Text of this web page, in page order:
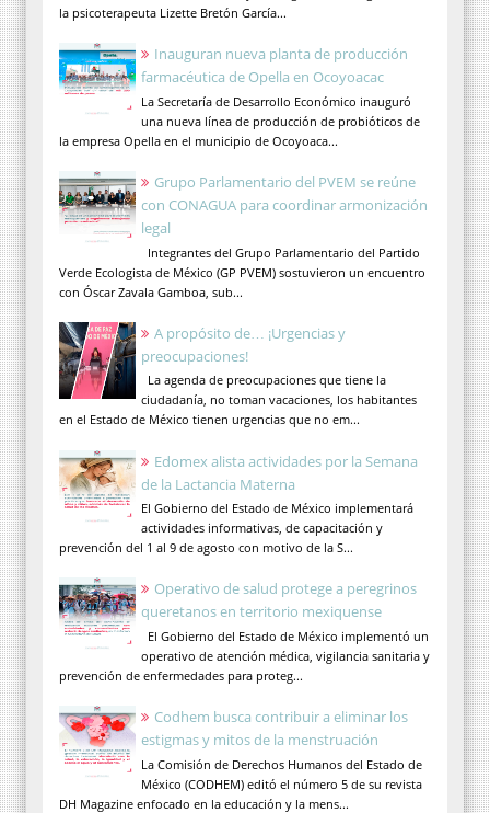
la psicoterapeuta Lizette Bretón García...
Inauguran nueva planta de producción
farmacéutica de Opella en Ocoyoacac
La Secretaría de Desarrollo Económico inauguró
una nueva línea de producción de probióticos de
la empresa Opella en el municipio de Ocoyoaca...
Grupo Parlamentario del PVEM se reúne
con CONAGUA para coordinar armonización
legal
Integrantes del Grupo Parlamentario del Partido
Verde Ecologista de México (GP PVEM) sostuvieron un encuentro
con Óscar Zavala Gamboa, sub...
A propósito de… ¡Urgencias y
preocupaciones!
La agenda de preocupaciones que tiene la
ciudadanía, no toman vacaciones, los habitantes
en el Estado de México tienen urgencias que no em...
Edomex alista actividades por la Semana
de la Lactancia Materna
El Gobierno del Estado de México implementará
actividades informativas, de capacitación y
prevención del 1 al 9 de agosto con motivo de la S...
Operativo de salud protege a peregrinos
queretanos en territorio mexiquense
El Gobierno del Estado de México implementó un
operativo de atención médica, vigilancia sanitaria y
prevención de enfermedades para proteg...
Codhem busca contribuir a eliminar los
estigmas y mitos de la menstruación
La Comisión de Derechos Humanos del Estado de
México (CODHEM) editó el número 5 de su revista
DH Magazine enfocado en la educación y la mens...